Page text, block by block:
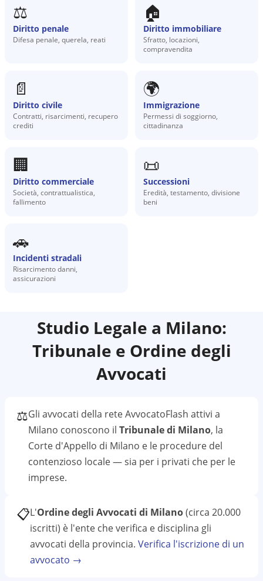
⚖️
Diritto penale
Difesa penale, querela, reati
🏠
Diritto immobiliare
Sfratto, locazioni,
compravendita
📄
Diritto civile
Contratti, risarcimenti, recupero
crediti
🌍
Immigrazione
Permessi di soggiorno,
cittadinanza
🏢
Diritto commerciale
Società, contrattualistica,
fallimento
📜
Successioni
Eredità, testamento, divisione
beni
🚗
Incidenti stradali
Risarcimento danni,
assicurazioni
Studio Legale a Milano:
Tribunale e Ordine degli
Avvocati
⚖️Gli avvocati della rete AvvocatoFlash attivi a
Milano conoscono il Tribunale di Milano, la
Corte d'Appello di Milano e le procedure del
contenzioso locale — sia per i privati che per le
imprese.
📋L'Ordine degli Avvocati di Milano(circa 20.000
iscritti) è l'ente che verifica e disciplina gli
avvocati della provincia. Verifica l'iscrizione di un
avvocato →